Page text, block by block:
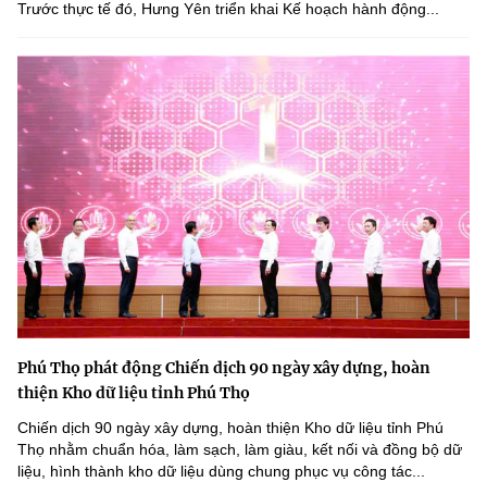
Trước thực tế đó, Hưng Yên triển khai Kế hoạch hành động...
Phú Thọ phát động Chiến dịch 90 ngày xây dựng, hoàn
thiện Kho dữ liệu tỉnh Phú Thọ
Chiến dịch 90 ngày xây dựng, hoàn thiện Kho dữ liệu tỉnh Phú
Thọ nhằm chuẩn hóa, làm sạch, làm giàu, kết nối và đồng bộ dữ
liệu, hình thành kho dữ liệu dùng chung phục vụ công tác...